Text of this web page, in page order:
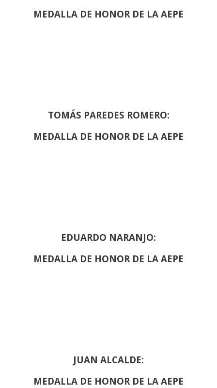
MEDALLA DE HONOR DE LA AEPE
TOMÁS PAREDES ROMERO:
MEDALLA DE HONOR DE LA AEPE
EDUARDO NARANJO:
MEDALLA DE HONOR DE LA AEPE
JUAN ALCALDE:
MEDALLA DE HONOR DE LA AEPE